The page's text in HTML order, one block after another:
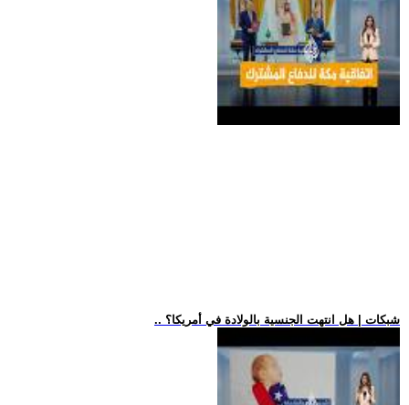
.. شبكات | هل انتهت الجنسية بالولادة في أمريكا؟